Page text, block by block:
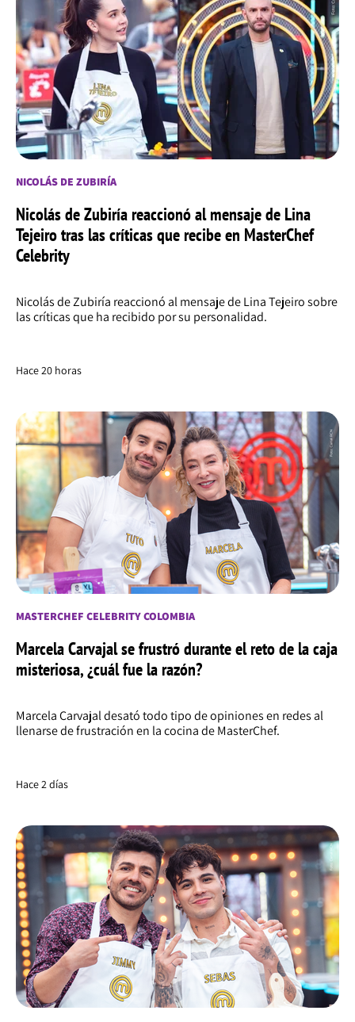
NICOLÁS DE ZUBIRÍA
Nicolás de Zubiría reaccionó al mensaje de Lina
Tejeiro tras las críticas que recibe en MasterChef
Celebrity
Nicolás de Zubiría reaccionó al mensaje de Lina Tejeiro sobre
las críticas que ha recibido por su personalidad.
Hace 20 horas
MASTERCHEF CELEBRITY COLOMBIA
Marcela Carvajal se frustró durante el reto de la caja
misteriosa, ¿cuál fue la razón?
Marcela Carvajal desató todo tipo de opiniones en redes al
llenarse de frustración en la cocina de MasterChef.
Hace 2 días